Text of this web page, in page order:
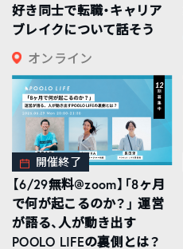
好き同士で転職・キャリア
ブレイクについて話そう
オンライン
開催終了
【6/29無料@zoom】「8ヶ月
で何が起こるのか？」 運営
が語る、人が動き出す
POOLO LIFEの裏側とは？